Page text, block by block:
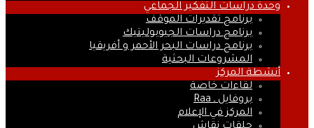
وحدة دراسات التفكير الجماعي
برنامج تقديرات الموقف
برنامج دراسات الجيوبوليتيك
برنامج دراسات البحر الأحمر و أفريقيا
المشروعات البحثية
أنشطة المركز
لقاءات خاصة
بروفايل ـ Raa
المركز في الإعلام